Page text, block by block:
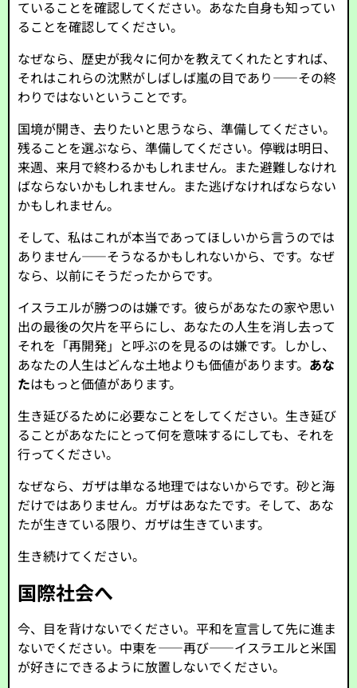
ていることを確認してください。あなた自身も知ってい
ることを確認してください。
なぜなら、歴史が我々に何かを教えてくれたとすれば、
それはこれらの沈黙がしばしば嵐の目であり――その終
わりではないということです。
国境が開き、去りたいと思うなら、準備してください。
残ることを選ぶなら、準備してください。停戦は明日、
来週、来月で終わるかもしれません。また避難しなけれ
ばならないかもしれません。また逃げなければならない
かもしれません。
そして、私はこれが本当であってほしいから言うのでは
ありません――そうなるかもしれないから、です。なぜ
なら、以前にそうだったからです。
イスラエルが勝つのは嫌です。彼らがあなたの家や思い
出の最後の欠片を平らにし、あなたの人生を消し去って
それを「再開発」と呼ぶのを見るのは嫌です。しかし、
あなたの人生はどんな土地よりも価値があります。 あな
たはもっと価値があります。
生き延びるために必要なことをしてください。生き延び
ることがあなたにとって何を意味するにしても、それを
行ってください。
なぜなら、ガザは単なる地理ではないからです。砂と海
だけではありません。ガザはあなたです。そして、あな
たが生きている限り、ガザは生きています。
生き続けてください。
国際社会へ
今、目を背けないでください。平和を宣言して先に進ま
ないでください。中東を――再び――イスラエルと米国
が好きにできるように放置しないでください。